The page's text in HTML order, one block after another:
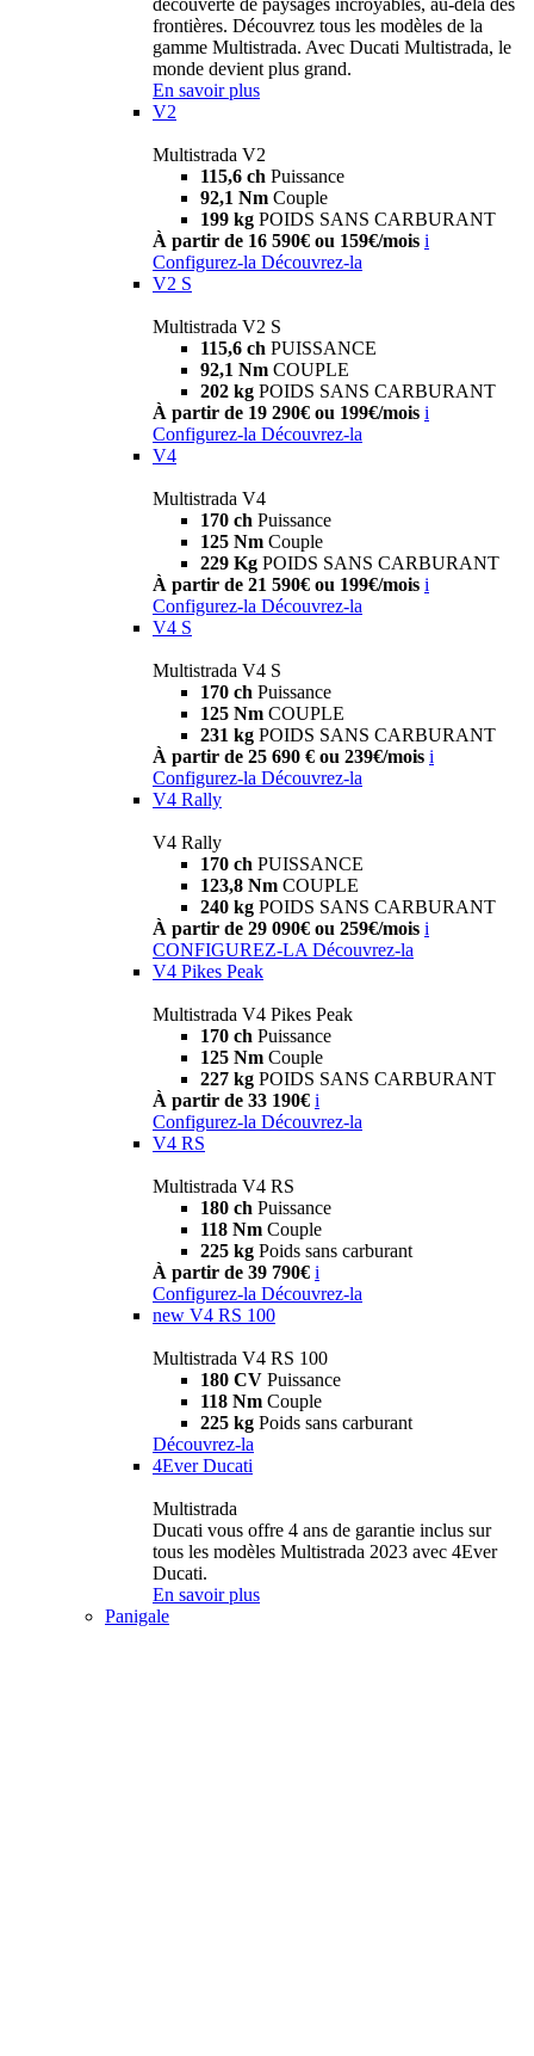
découverte de paysages incroyables, au-delà des
frontières. Découvrez tous les modèles de la
gamme Multistrada. Avec Ducati Multistrada, le
monde devient plus grand.
En savoir plus
V2
Multistrada V2
115,6 ch Puissance
92,1 Nm Couple
199 kg POIDS SANS CARBURANT
À partir de 16 590€ ou 159€/mois i
Configurez-la Découvrez-la
V2 S
Multistrada V2 S
115,6 ch PUISSANCE
92,1 Nm COUPLE
202 kg POIDS SANS CARBURANT
À partir de 19 290€ ou 199€/mois i
Configurez-la Découvrez-la
V4
Multistrada V4
170 ch Puissance
125 Nm Couple
229 Kg POIDS SANS CARBURANT
À partir de 21 590€ ou 199€/mois i
Configurez-la Découvrez-la
V4 S
Multistrada V4 S
170 ch Puissance
125 Nm COUPLE
231 kg POIDS SANS CARBURANT
À partir de 25 690 € ou 239€/mois i
Configurez-la Découvrez-la
V4 Rally
V4 Rally
170 ch PUISSANCE
123,8 Nm COUPLE
240 kg POIDS SANS CARBURANT
À partir de 29 090€ ou 259€/mois i
CONFIGUREZ-LA Découvrez-la
V4 Pikes Peak
Multistrada V4 Pikes Peak
170 ch Puissance
125 Nm Couple
227 kg POIDS SANS CARBURANT
À partir de 33 190€ i
Configurez-la Découvrez-la
V4 RS
Multistrada V4 RS
180 ch Puissance
118 Nm Couple
225 kg Poids sans carburant
À partir de 39 790€ i
Configurez-la Découvrez-la
new V4 RS 100
Multistrada V4 RS 100
180 CV Puissance
118 Nm Couple
225 kg Poids sans carburant
Découvrez-la
4Ever Ducati
Multistrada
Ducati vous offre 4 ans de garantie inclus sur
tous les modèles Multistrada 2023 avec 4Ever
Ducati.
En savoir plus
Panigale